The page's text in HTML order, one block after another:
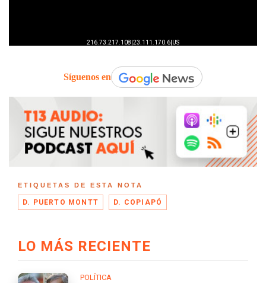
Síguenos en
ETIQUETAS DE ESTA NOTA
D. PUERTO MONTT D. COPIAPÓ
LO MÁS RECIENTE
POLÍTICA